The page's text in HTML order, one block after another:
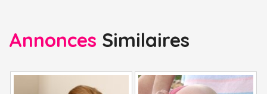
Annonces Similaires